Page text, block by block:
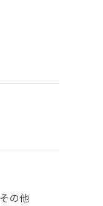
その他